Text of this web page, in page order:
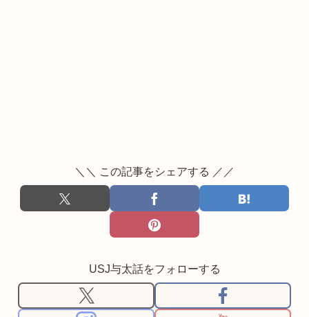
＼＼ この記事をシェアする ／／
USJ与太話をフォローする